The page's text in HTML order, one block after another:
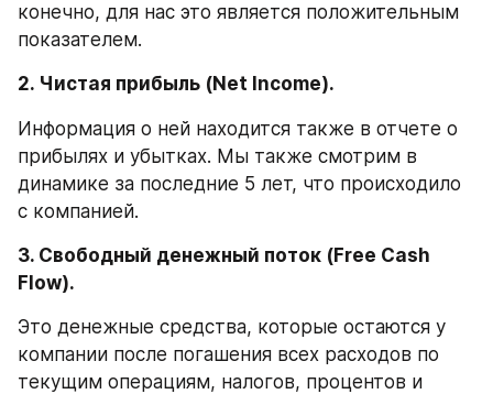
конечно, для нас это является положительным
показателем.
2. Чистая прибыль (Net Income).
Информация о ней находится также в отчете о
прибылях и убытках. Мы также смотрим в
динамике за последние 5 лет, что происходило
с компанией.
3. Свободный денежный поток (Free Cash
Flow).
Это денежные средства, которые остаются у
компании после погашения всех расходов по
текущим операциям, налогов, процентов и